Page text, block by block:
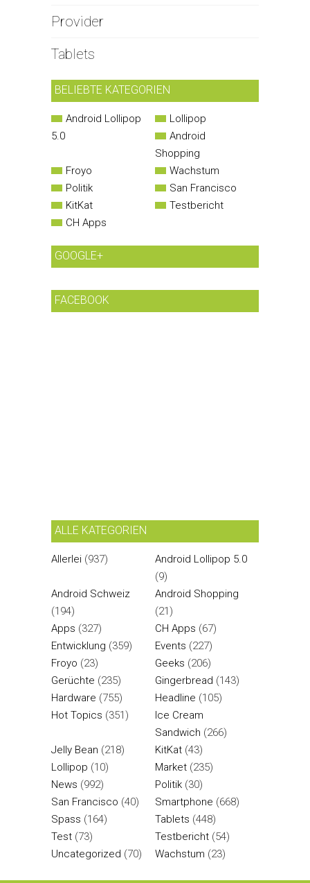
Provider
Tablets
BELIEBTE KATEGORIEN
Android Lollipop
5.0
Lollipop
Android
Shopping
Froyo
Wachstum
Politik
San Francisco
KitKat
Testbericht
CH Apps
GOOGLE+
FACEBOOK
ALLE KATEGORIEN
Allerlei (937)
Android Lollipop 5.0
(9)
Android Schweiz
(194)
Android Shopping
(21)
Apps (327) CH Apps (67)
Entwicklung (359) Events (227)
Froyo (23) Geeks (206)
Gerüchte (235) Gingerbread (143)
Hardware (755) Headline (105)
Hot Topics (351)
Ice Cream
Sandwich (266)
Jelly Bean (218) KitKat (43)
Lollipop (10) Market (235)
News (992) Politik (30)
San Francisco (40) Smartphone (668)
Spass (164) Tablets (448)
Test (73) Testbericht (54)
Uncategorized (70) Wachstum (23)